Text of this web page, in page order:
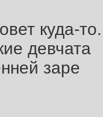
куда-
девчата
заре